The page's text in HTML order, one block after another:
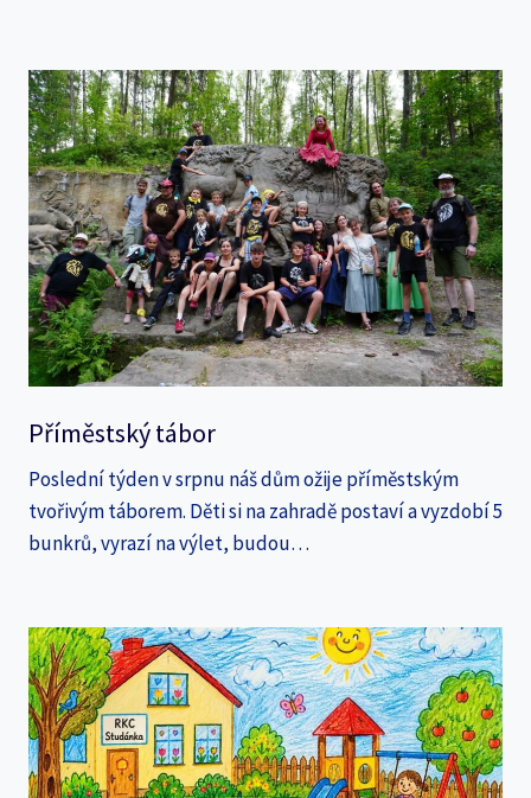
Příměstský tábor
Poslední týden v srpnu náš dům ožije příměstským
tvořivým táborem. Děti si na zahradě postaví a vyzdobí 5
bunkrů, vyrazí na výlet, budou…